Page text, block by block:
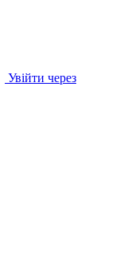
Увійти через